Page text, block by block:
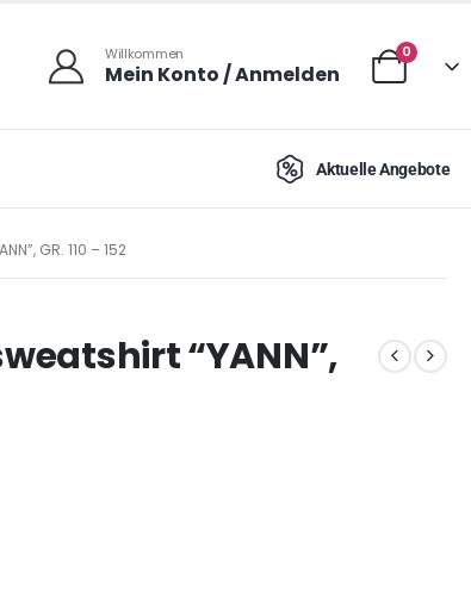
Willkommen
Mein Konto / Anmelden
0
Aktuelle Angebote
GR. 110 – 152
“YANN”,